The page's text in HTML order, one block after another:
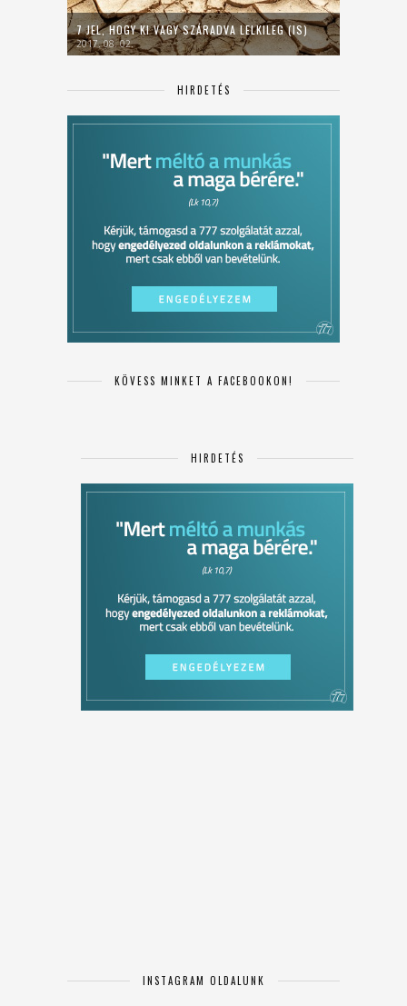
7 JEL, HOGY KI VAGY SZÁRADVA LELKILEG (IS)
2017. 08. 02.
HIRDETÉS
KÖVESS MINKET A FACEBOOKON!
HIRDETÉS
INSTAGRAM OLDALUNK